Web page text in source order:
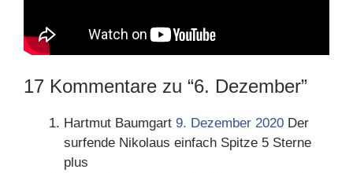
17 Kommentare zu “6. Dezember”
Hartmut Baumgart 9. Dezember 2020 Der
surfende Nikolaus einfach Spitze 5 Sterne
plus